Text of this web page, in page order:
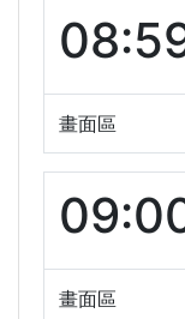
畫面區
畫面區